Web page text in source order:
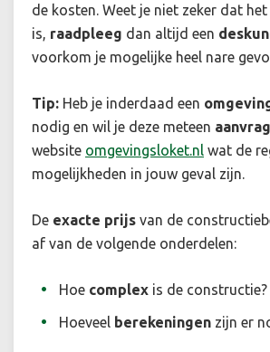
de kosten. Weet je niet zeker dat
is, raadpleeg dan altijd een
voorkom je mogelijke heel nare
Tip: Heb je inderdaad een
nodig en wil je deze meteen
website omgevingsloket.nl wat de
mogelijkheden in jouw geval zijn.
De exacte prijs van de
af van de volgende onderdelen:
Hoe complex is de constructie?
Hoeveel berekeningen zijn er